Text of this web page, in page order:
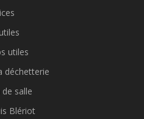
utiles
déchetterie
salle
Blériot